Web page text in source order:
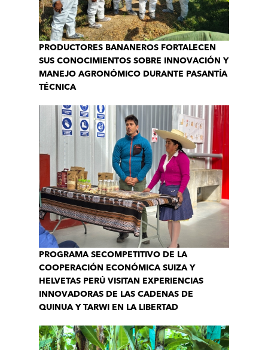
PRODUCTORES BANANEROS FORTALECEN
SUS CONOCIMIENTOS SOBRE INNOVACIÓN Y
MANEJO AGRONÓMICO DURANTE PASANTÍA
TÉCNICA
PROGRAMA SECOMPETITIVO DE LA
COOPERACIÓN ECONÓMICA SUIZA Y
HELVETAS PERÚ VISITAN EXPERIENCIAS
INNOVADORAS DE LAS CADENAS DE
QUINUA Y TARWI EN LA LIBERTAD